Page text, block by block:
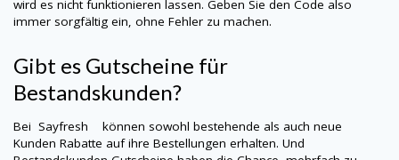
wird es nicht funktionieren lassen. Geben Sie den Code also
immer sorgfältig ein, ohne Fehler zu machen.
Gibt es Gutscheine für
Bestandskunden?
Bei Sayfresh können sowohl bestehende als auch neue
Kunden Rabatte auf ihre Bestellungen erhalten. Und